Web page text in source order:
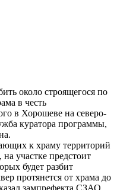
около строящегося по
в честь
в Хорошеве на северо-
куратора программы,
к храму территорий
участке предстоит
будет разбит
протянется от храма до
зампрефекта СЗАО